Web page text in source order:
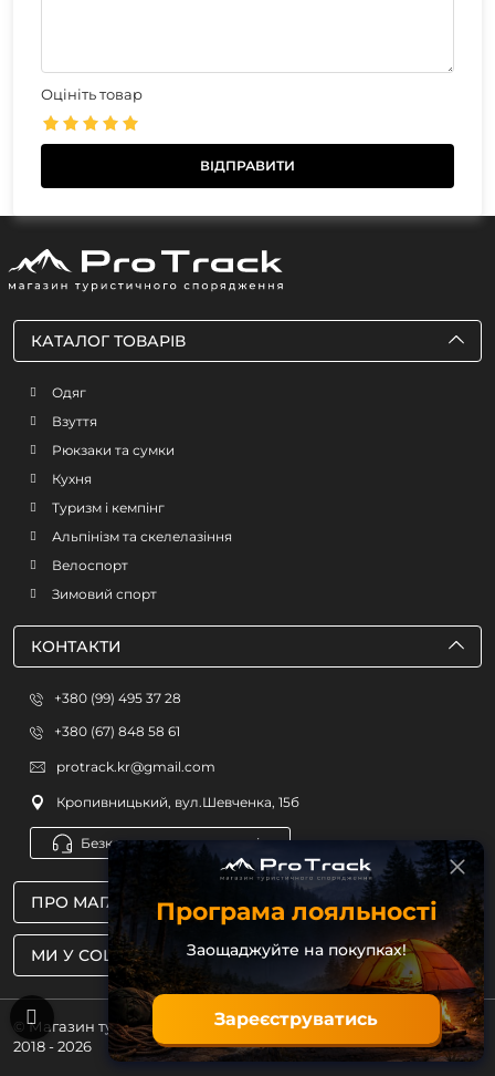
Оцініть товар
МИ У СОЦМЕРЕЖАХ
ПРО МАГАЗИН
КАТАЛОГ ТОВАРІВ
Одяг
Взуття
Рюкзаки та сумки
Кухня
Туризм і кемпінг
Альпінізм та скелелазіння
Велоспорт
Зимовий спорт
КОНТАКТИ
+380 (99) 495 37 28
+380 (67) 848 58 61
protrack.kr@gmail.com
Кропивницький, вул.Шевченка, 15б
Безкоштовна консультація
© Магазин туристичного спорядження ProTrack
2018 - 2026
Програма лояльності
Заощаджуйте на покупках!
Зареєструватись